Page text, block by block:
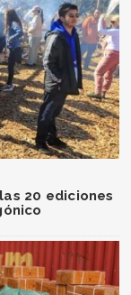
20 ediciones